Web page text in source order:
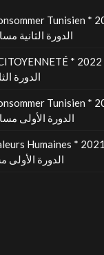
Tunisien *
* الدورة الثانية
*
الدورة
Tunisien *
* الدورة الأولى
Humaines *
الدورة الأولى